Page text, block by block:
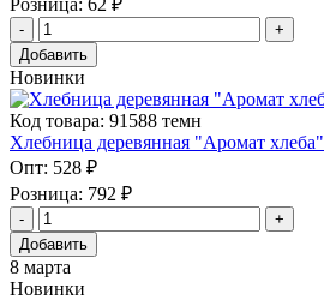
Добавить
Новинки
Код товара: 91588 темн
Хлебница деревянная "Аромат хлеба"
Опт: 528 ₽
Розница: 792 ₽
Добавить
8 марта
Новинки